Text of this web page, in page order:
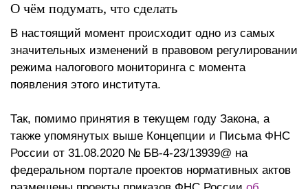
О чём подумать, что сделать
В настоящий момент происходит одно из самых
значительных изменений в правовом регулировании
режима налогового мониторинга с момента
появления этого института.
Так, помимо принятия в текущем году Закона, а
также упомянутых выше Концепции и Письма ФНС
России от 31.08.2020 № БВ-4-23/13939@ на
федеральном портале проектов нормативных актов